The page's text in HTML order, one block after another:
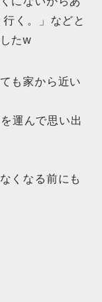
く。」などと
たw
も家から近い
運んで思い出
くなる前にも